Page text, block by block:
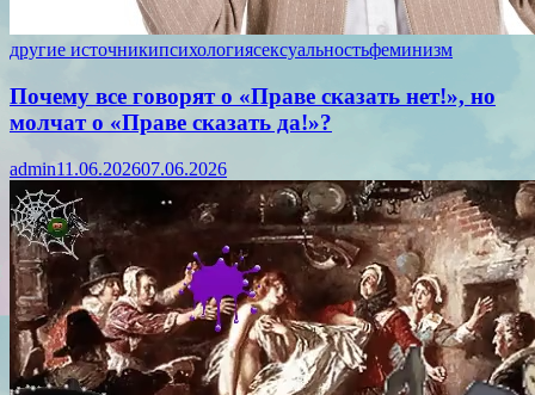
другие источникипсихологиясексуальностьфеминизм
Почему все говорят о «Праве сказать нет!», но
молчат о «Праве сказать да!»?
admin11.06.202607.06.2026